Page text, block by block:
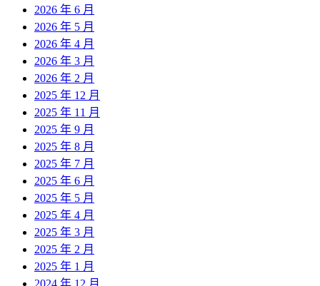
2026 年 6 月
2026 年 5 月
2026 年 4 月
2026 年 3 月
2026 年 2 月
2025 年 12 月
2025 年 11 月
2025 年 9 月
2025 年 8 月
2025 年 7 月
2025 年 6 月
2025 年 5 月
2025 年 4 月
2025 年 3 月
2025 年 2 月
2025 年 1 月